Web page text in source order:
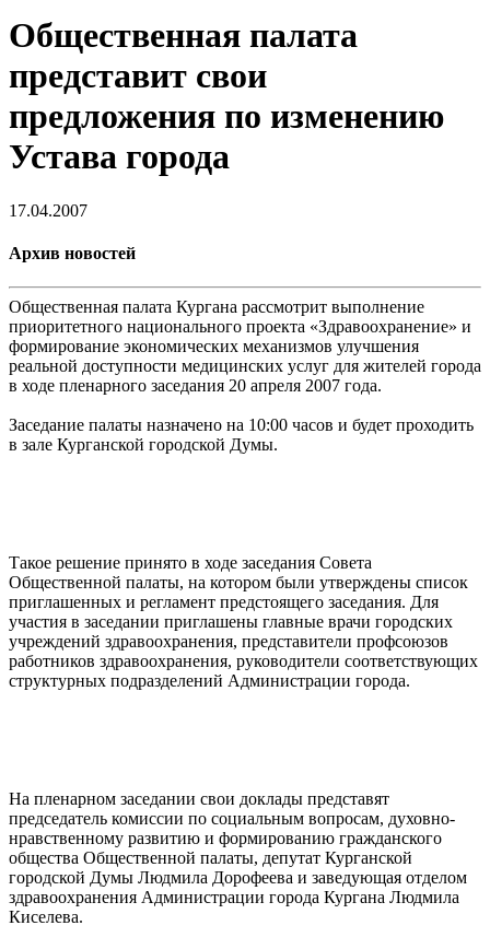
Общественная палата
представит свои
предложения по изменению
Устава города
17.04.2007
Архив новостей
Общественная палата Кургана рассмотрит выполнение
приоритетного национального проекта «Здравоохранение» и
формирование экономических механизмов улучшения
реальной доступности медицинских услуг для жителей города
в ходе пленарного заседания 20 апреля 2007 года.
Заседание палаты назначено на 10:00 часов и будет проходить
в зале Курганской городской Думы.
Такое решение принято в ходе заседания Совета
Общественной палаты, на котором были утверждены список
приглашенных и регламент предстоящего заседания. Для
участия в заседании приглашены главные врачи городских
учреждений здравоохранения, представители профсоюзов
работников здравоохранения, руководители соответствующих
структурных подразделений Администрации города.
На пленарном заседании свои доклады представят
председатель комиссии по социальным вопросам, духовно-
нравственному развитию и формированию гражданского
общества Общественной палаты, депутат Курганской
городской Думы Людмила Дорофеева и заведующая отделом
здравоохранения Администрации города Кургана Людмила
Киселева.